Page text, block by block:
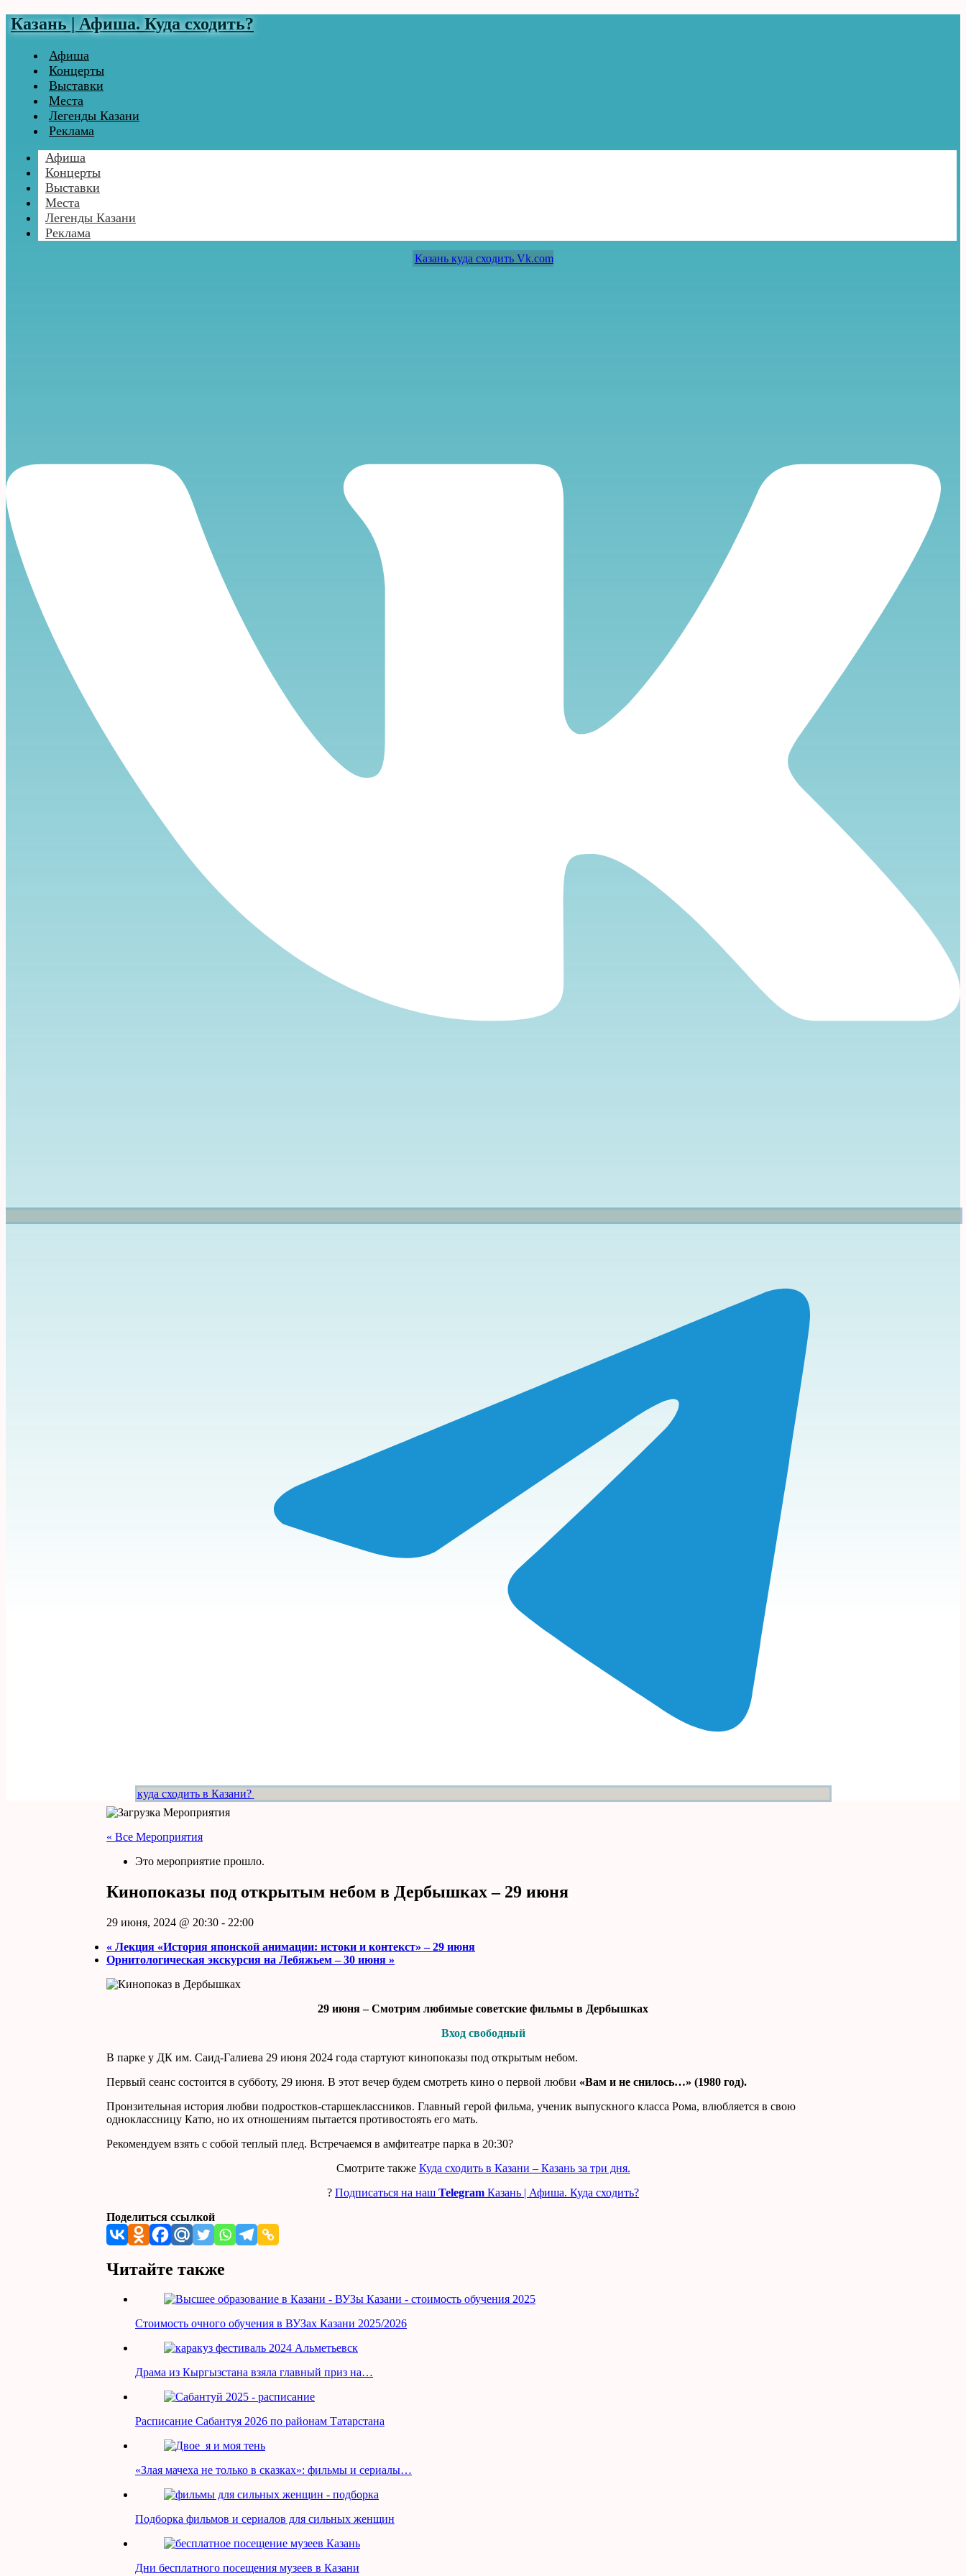
Казань | Афиша. Куда сходить?
Афиша
Концерты
Выставки
Места
Легенды Казани
Реклама
Афиша
Концерты
Выставки
Места
Легенды Казани
Реклама
Казань куда сходить Vk.com
куда сходить в Казани?
« Все Мероприятия
Это мероприятие прошло.
Кинопоказы под открытым небом в Дербышках – 29 июня
29 июня, 2024 @ 20:30 - 22:00
« Лекция «История японской анимации: истоки и контекст» – 29 июня
Орнитологическая экскурсия на Лебяжьем – 30 июня »
29 июня – Смотрим любимые советские фильмы в Дербышках
Вход свободный
В парке у ДК им. Саид-Галиева 29 июня 2024 года стартуют кинопоказы под открытым небом.
Первый сеанс состоится в субботу, 29 июня. В этот вечер будем смотреть кино о первой любви «Вам и не снилось…» (1980 год).
Пронзительная история любви подростков-старшеклассников. Главный герой фильма, ученик выпускного класса Рома, влюбляется в свою
одноклассницу Катю, но их отношениям пытается противостоять его мать.
Рекомендуем взять с собой теплый плед. Встречаемся в амфитеатре парка в 20:30?
Смотрите также Куда сходить в Казани – Казань за три дня.
? Подписаться на наш Telegram Казань | Афиша. Куда сходить?
Поделиться ссылкой
Читайте также
Стоимость очного обучения в ВУЗах Казани 2025/2026
Драма из Кыргызстана взяла главный приз на…
Расписание Сабантуя 2026 по районам Татарстана
«Злая мачеха не только в сказках»: фильмы и сериалы…
Подборка фильмов и сериалов для сильных женщин
Дни бесплатного посещения музеев в Казани